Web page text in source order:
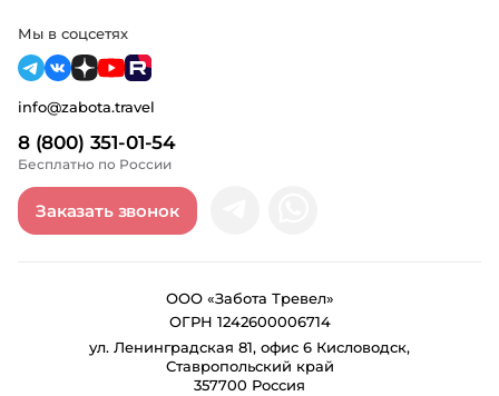
8 (800) 351-01-54
Бесплатно по России
info@zabota.travel
Заказать звонок
Мы в соцсетях
ООО «Забота Тревел»
ОГРН 1242600006714
ул. Ленинградская 81, офис 6 Кисловодск,
Ставропольский край
357700 Россия